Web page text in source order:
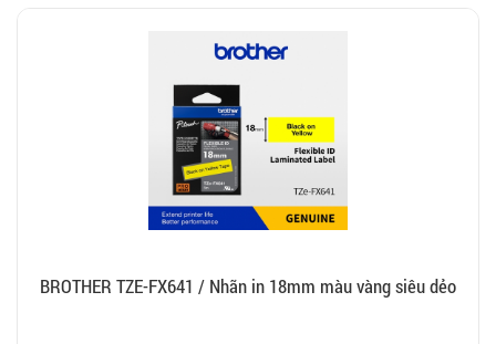
BROTHER TZE-FX641 / Nhãn in 18mm màu vàng siêu dẻo